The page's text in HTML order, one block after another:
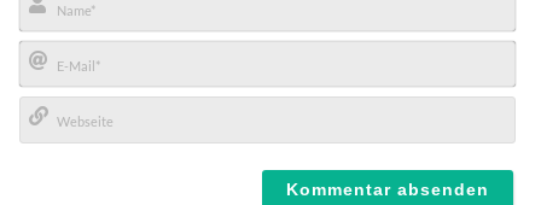
Name*
E-
Mail*